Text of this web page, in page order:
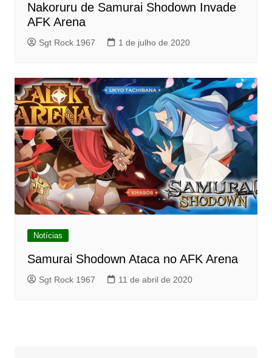
Nakoruru de Samurai Shodown Invade
AFK Arena
Sgt Rock 1967 1 de julho de 2020
Notícias
Samurai Shodown Ataca no AFK Arena
Sgt Rock 1967 11 de abril de 2020